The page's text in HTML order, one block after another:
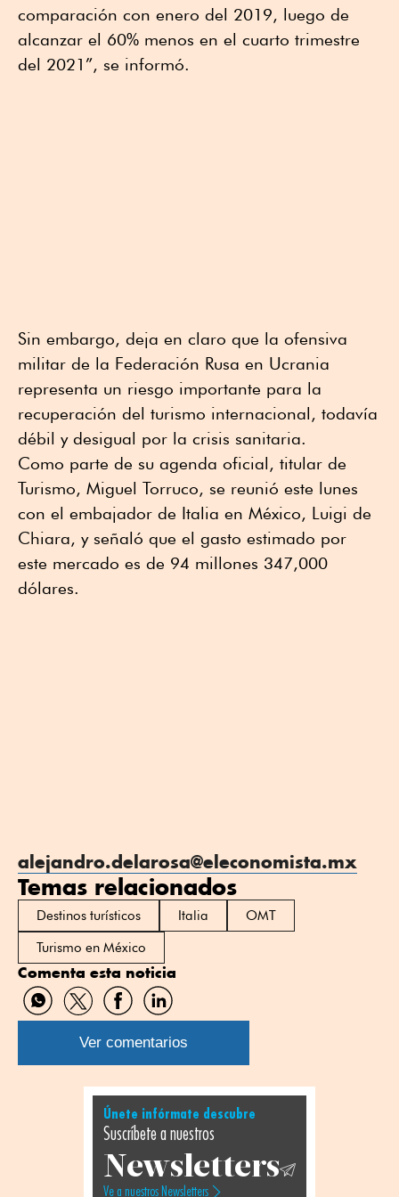
comparación con enero del 2019, luego de
alcanzar el 60% menos en el cuarto trimestre
del 2021”, se informó.
Sin embargo, deja en claro que la ofensiva
militar de la Federación Rusa en Ucrania
representa un riesgo importante para la
recuperación del turismo internacional, todavía
débil y desigual por la crisis sanitaria.
Como parte de su agenda oficial, titular de
Turismo, Miguel Torruco, se reunió este lunes
con el embajador de Italia en México, Luigi de
Chiara, y señaló que el gasto estimado por
este mercado es de 94 millones 347,000
dólares.
alejandro.delarosa@eleconomista.mx
Temas relacionados
Destinos turísticos Italia
OMT
Turismo en México
Comenta esta noticia
Compartir
por
WhatsApp
Compartir
por
Twitter
Compartir
por
Facebook
Compartir
por
Linkedin
Ver comentarios
Únete infórmate descubre
Suscríbete a nuestros
Newsletters
Ve a nuestros Newsletters